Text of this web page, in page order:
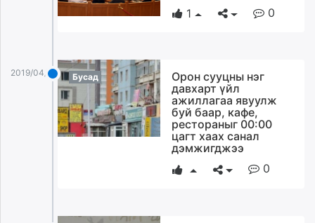
1
0
2019/04/08 Бусад
Орон сууцны нэг
давхарт үйл
ажиллагаа явуулж
буй баар, кафе,
рестораныг 00:00
цагт хаах санал
дэмжигджээ
0